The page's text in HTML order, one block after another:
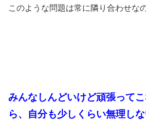
このような問題は常に隣り合わせな
みんなしんどいけど頑張って
ら、自分も少しくらい無理し